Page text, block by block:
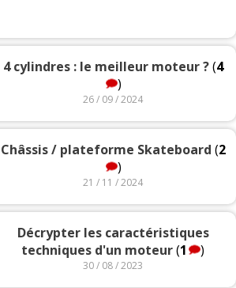
4 cylindres : le meilleur moteur ?(4
)
26 / 09 / 2024
Châssis / plateforme Skateboard (2
)
21 / 11 / 2024
Décrypter les caractéristiques
techniques d'un moteur(1 )
30 / 08 / 2023